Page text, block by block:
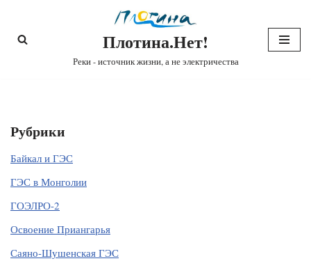
Перейти
Плотина.Нет!
Реки - источник жизни, а не электричества
Рубрики
Байкал и ГЭС
ГЭС в Монголии
ГОЭЛРО-2
Освоение Приангарья
Саяно-Шушенская ГЭС